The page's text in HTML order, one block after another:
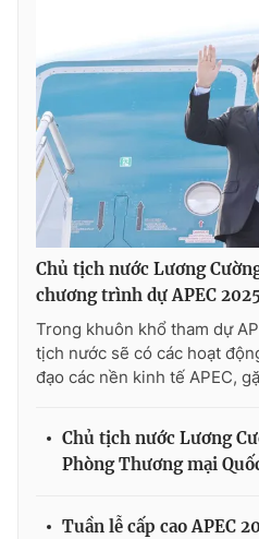
Chủ tịch nước Lương
chương trình dự APEC
Trong khuôn khổ tham dự
tịch nước sẽ có các hoạt
đạo các nền kinh tế APEC,
Chủ tịch nước Lương
Phòng Thương mại
Tuần lễ cấp cao APEC